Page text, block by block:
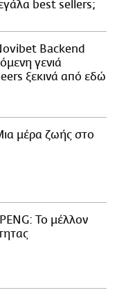
best sellers;
Backend
γενιά
ξεκινά από εδώ
μέρα ζωής στο
Το μέλλον